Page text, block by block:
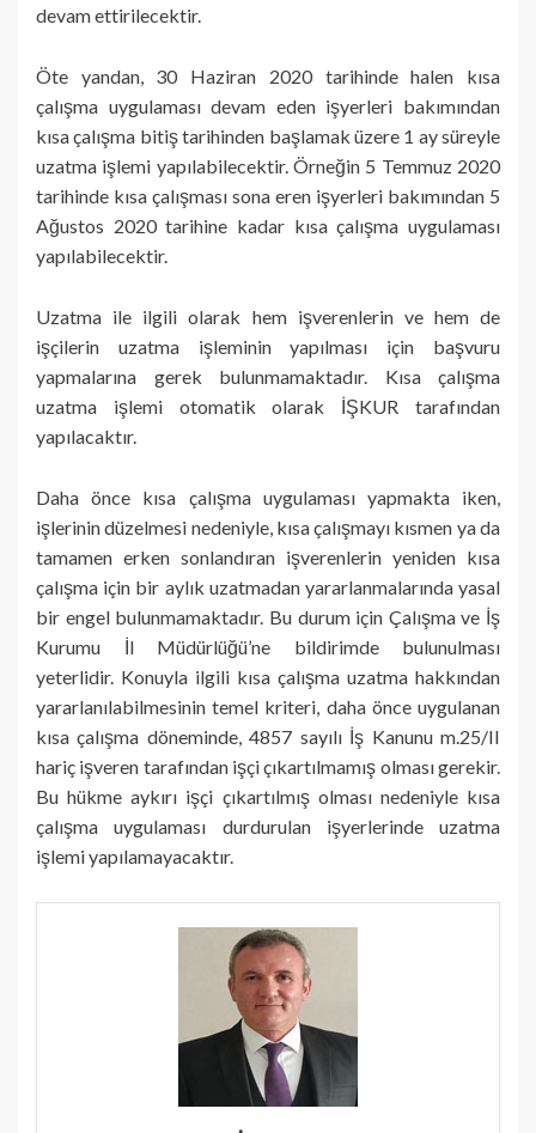
devam ettirilecektir.
Öte yandan, 30 Haziran 2020 tarihinde halen kısa
çalışma uygulaması devam eden işyerleri bakımından
kısa çalışma bitiş tarihinden başlamak üzere 1 ay süreyle
uzatma işlemi yapılabilecektir. Örneğin 5 Temmuz 2020
tarihinde kısa çalışması sona eren işyerleri bakımından 5
Ağustos 2020 tarihine kadar kısa çalışma uygulaması
yapılabilecektir.
Uzatma ile ilgili olarak hem işverenlerin ve hem de
işçilerin uzatma işleminin yapılması için başvuru
yapmalarına gerek bulunmamaktadır. Kısa çalışma
uzatma işlemi otomatik olarak İŞKUR tarafından
yapılacaktır.
Daha önce kısa çalışma uygulaması yapmakta iken,
işlerinin düzelmesi nedeniyle, kısa çalışmayı kısmen ya da
tamamen erken sonlandıran işverenlerin yeniden kısa
çalışma için bir aylık uzatmadan yararlanmalarında yasal
bir engel bulunmamaktadır. Bu durum için Çalışma ve İş
Kurumu İl Müdürlüğü’ne bildirimde bulunulması
yeterlidir. Konuyla ilgili kısa çalışma uzatma hakkından
yararlanılabilmesinin temel kriteri, daha önce uygulanan
kısa çalışma döneminde, 4857 sayılı İş Kanunu m.25/II
hariç işveren tarafından işçi çıkartılmamış olması gerekir.
Bu hükme aykırı işçi çıkartılmış olması nedeniyle kısa
çalışma uygulaması durdurulan işyerlerinde uzatma
işlemi yapılamayacaktır.